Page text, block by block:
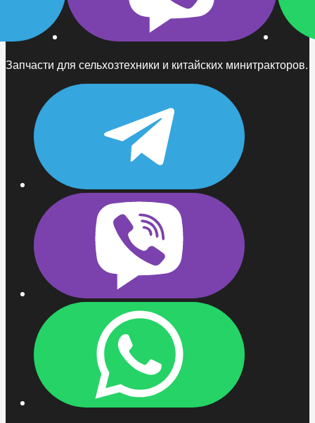
Запчасти для сельхозтехники и китайских минитракторов.